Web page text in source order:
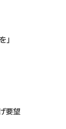
」
要望